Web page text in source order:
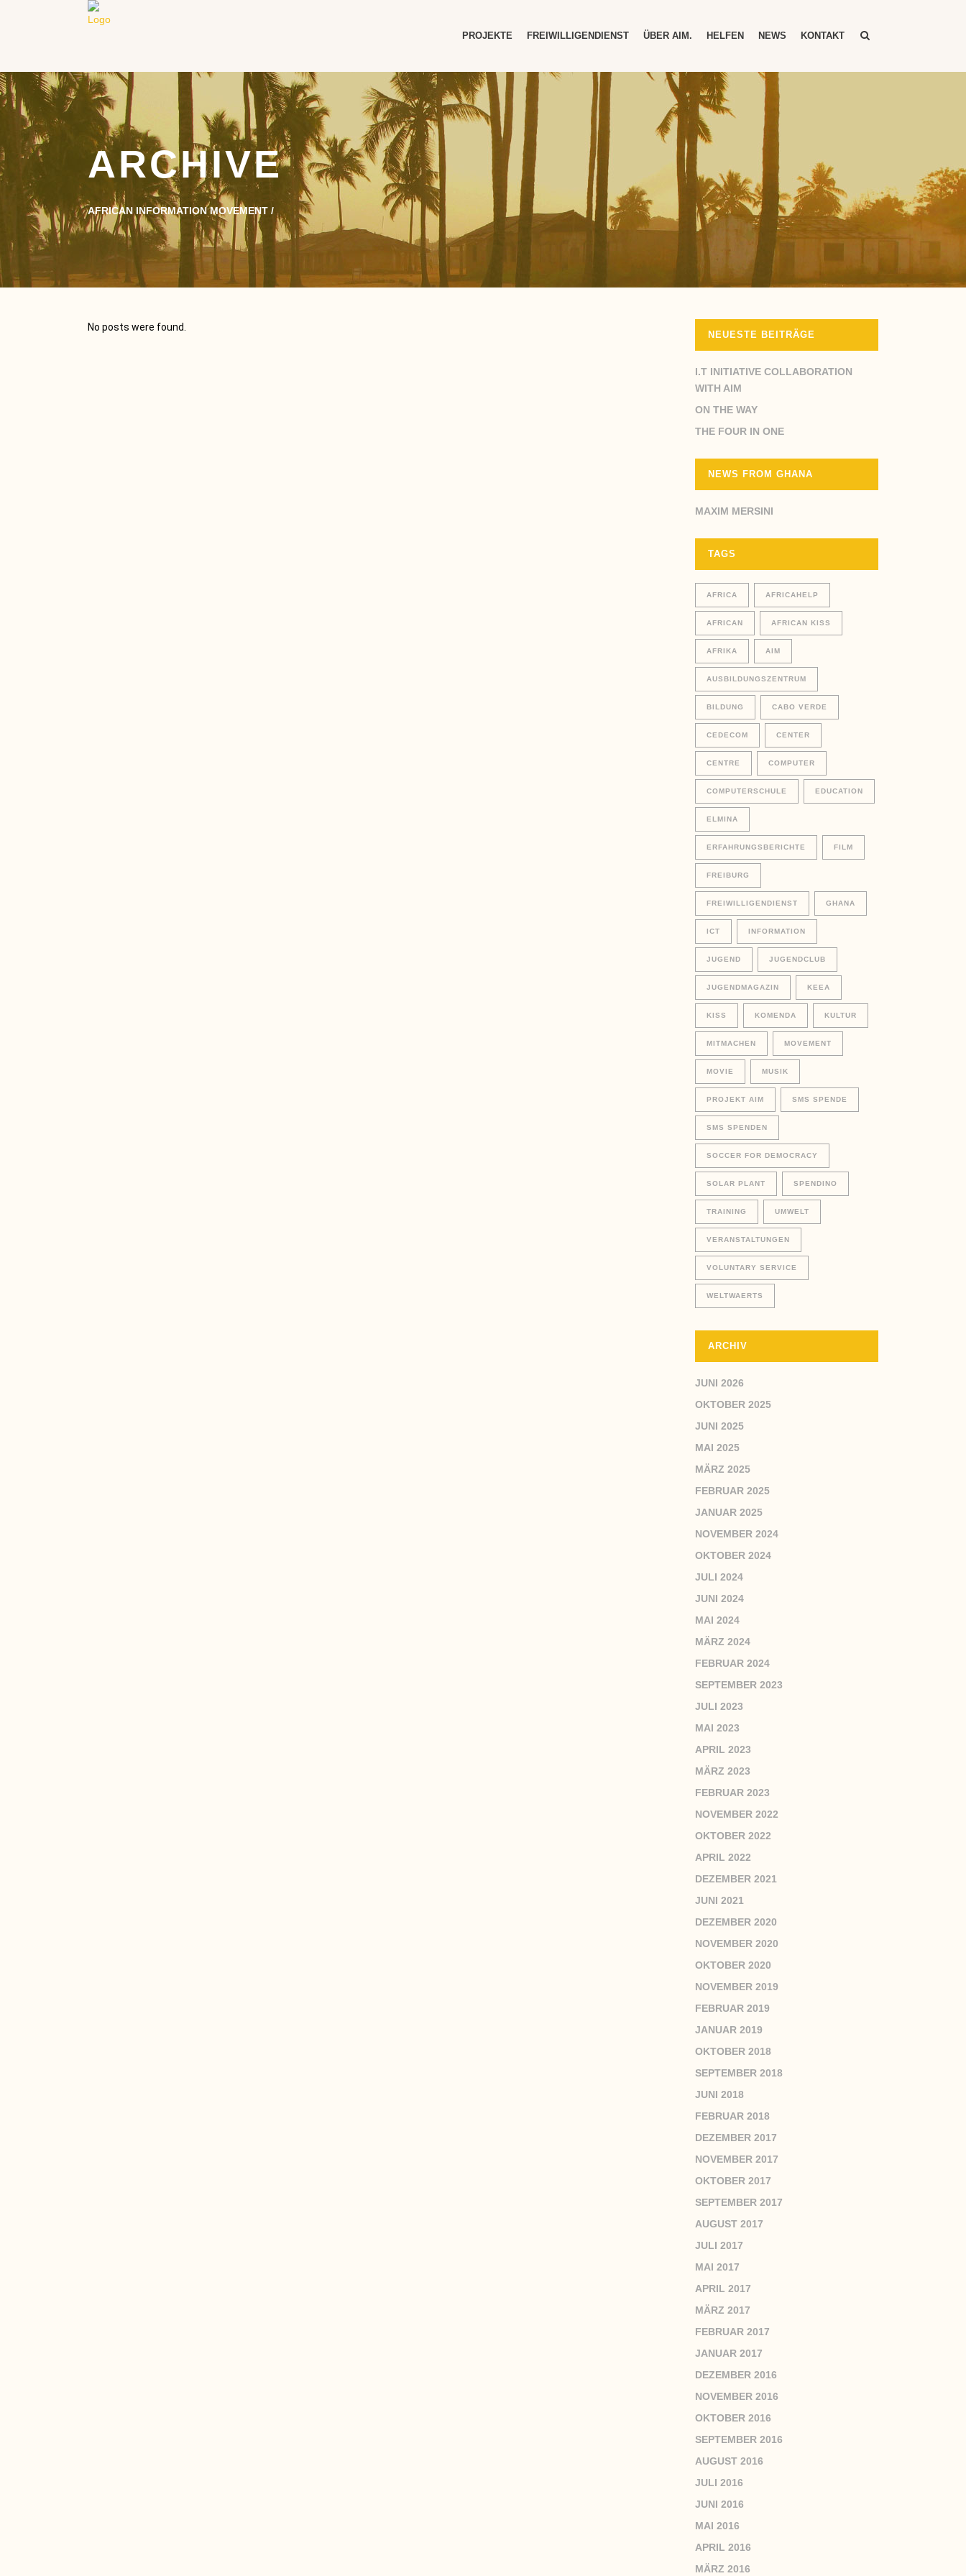
PROJEKTE FREIWILLIGENDIENST ÜBER AIM. HELFEN NEWS KONTAKT
ARCHIVE
AFRICAN INFORMATION MOVEMENT /
No posts were found.
NEUESTE BEITRÄGE
I.T INITIATIVE COLLABORATION
WITH AIM
ON THE WAY
THE FOUR IN ONE
NEWS FROM GHANA
MAXIM MERSINI
TAGS
AFRICA AFRICAHELP
AFRICAN AFRICAN KISS
AFRIKA AIM
AUSBILDUNGSZENTRUM
BILDUNG CABO VERDE
CEDECOM CENTER
CENTRE COMPUTER
COMPUTERSCHULE EDUCATION
ELMINA
ERFAHRUNGSBERICHTE FILM
FREIBURG
FREIWILLIGENDIENST GHANA
ICT INFORMATION
JUGEND JUGENDCLUB
JUGENDMAGAZIN KEEA
KISS KOMENDA KULTUR
MITMACHEN MOVEMENT
MOVIE MUSIK
PROJEKT AIM SMS SPENDE
SMS SPENDEN
SOCCER FOR DEMOCRACY
SOLAR PLANT SPENDINO
TRAINING UMWELT
VERANSTALTUNGEN
VOLUNTARY SERVICE
WELTWAERTS
ARCHIV
JUNI 2026
OKTOBER 2025
JUNI 2025
MAI 2025
MÄRZ 2025
FEBRUAR 2025
JANUAR 2025
NOVEMBER 2024
OKTOBER 2024
JULI 2024
JUNI 2024
MAI 2024
MÄRZ 2024
FEBRUAR 2024
SEPTEMBER 2023
JULI 2023
MAI 2023
APRIL 2023
MÄRZ 2023
FEBRUAR 2023
NOVEMBER 2022
OKTOBER 2022
APRIL 2022
DEZEMBER 2021
JUNI 2021
DEZEMBER 2020
NOVEMBER 2020
OKTOBER 2020
NOVEMBER 2019
FEBRUAR 2019
JANUAR 2019
OKTOBER 2018
SEPTEMBER 2018
JUNI 2018
FEBRUAR 2018
DEZEMBER 2017
NOVEMBER 2017
OKTOBER 2017
SEPTEMBER 2017
AUGUST 2017
JULI 2017
MAI 2017
APRIL 2017
MÄRZ 2017
FEBRUAR 2017
JANUAR 2017
DEZEMBER 2016
NOVEMBER 2016
OKTOBER 2016
SEPTEMBER 2016
AUGUST 2016
JULI 2016
JUNI 2016
MAI 2016
APRIL 2016
MÄRZ 2016